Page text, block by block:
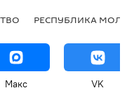
РЕСПУБЛИКА
Макс VK